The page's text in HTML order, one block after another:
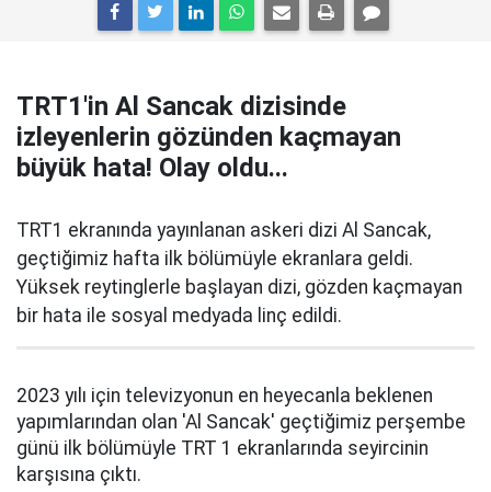
TRT1'in Al Sancak dizisinde
izleyenlerin gözünden kaçmayan
büyük hata! Olay oldu...
TRT1 ekranında yayınlanan askeri dizi Al Sancak,
geçtiğimiz hafta ilk bölümüyle ekranlara geldi.
Yüksek reytinglerle başlayan dizi, gözden kaçmayan
bir hata ile sosyal medyada linç edildi.
2023 yılı için televizyonun en heyecanla beklenen
yapımlarından olan 'Al Sancak' geçtiğimiz perşembe
günü ilk bölümüyle TRT 1 ekranlarında seyircinin
karşısına çıktı.